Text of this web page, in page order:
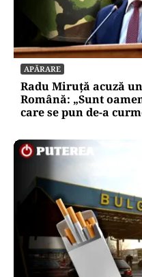
APĂRARE
Radu Miruță acuză
Română: „Sunt
care se pun de-a